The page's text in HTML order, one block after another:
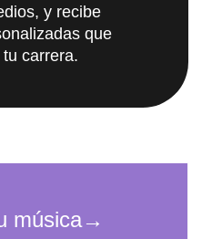
y recibe
que
carrera.